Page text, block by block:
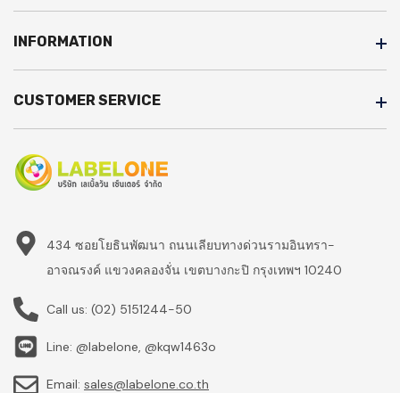
INFORMATION
CUSTOMER SERVICE
434 ซอยโยธินพัฒนา ถนนเลียบทางด่วนรามอินทรา-
อาจณรงค์ แขวงคลองจั่น เขตบางกะปิ กรุงเทพฯ 10240
Call us: (02) 5151244-50
Line: @labelone, @kqw1463o
Email: sales@labelone.co.th